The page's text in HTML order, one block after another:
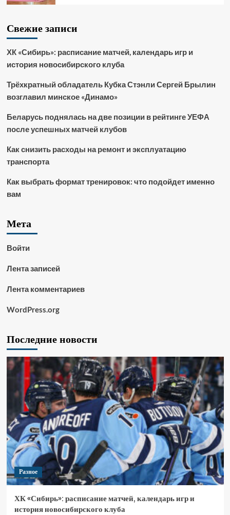
Свежие записи
ХК «Сибирь»: расписание матчей, календарь игр и
история новосибирского клуба
Трёхкратный обладатель Кубка Стэнли Сергей Брылин
возглавил минское «Динамо»
Беларусь поднялась на две позиции в рейтинге УЕФА
после успешных матчей клубов
Как снизить расходы на ремонт и эксплуатацию
транспорта
Как выбрать формат тренировок: что подойдет именно
вам
Мета
Войти
Лента записей
Лента комментариев
WordPress.org
Последние новости
Разное
ХК «Сибирь»: расписание матчей, календарь игр и
история новосибирского клуба